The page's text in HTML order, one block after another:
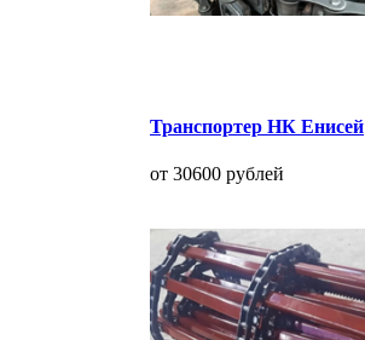
Транспортер НК Енисей
от 30600 рублей